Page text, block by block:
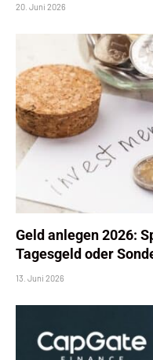
20. Juni 2026
Geld anlegen 2026:
Tagesgeld oder
13. Juni 2026